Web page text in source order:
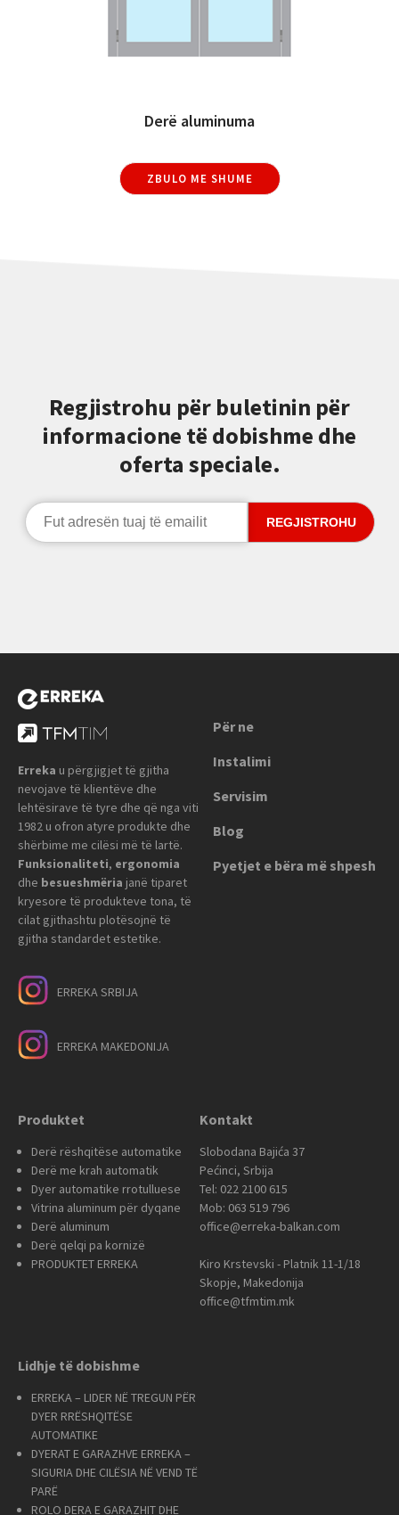
Derë aluminuma
ZBULO ME SHUME
Regjistrohu për buletinin për
informacione të dobishme dhe
oferta speciale.
Erreka u përgjigjet të gjitha
nevojave të klientëve dhe
lehtësirave të tyre dhe që nga viti
1982 u ofron atyre produkte dhe
shërbime me cilësi më të lartë.
Funksionaliteti, ergonomia
dhe besueshmëria janë tiparet
kryesore të produkteve tona, të
cilat gjithashtu plotësojnë të
gjitha standardet estetike.
ERREKA SRBIJA
ERREKA MAKEDONIJA
Për ne
Instalimi
Servisim
Blog
Pyetjet e bëra më shpesh
Produktet
Derë rëshqitëse automatike
Derë me krah automatik
Dyer automatike rrotulluese
Vitrina aluminum për dyqane
Derë aluminum
Derë qelqi pa kornizë
PRODUKTET ERREKA
Kontakt
Slobodana Bajića 37
Pećinci, Srbija
Tel: 022 2100 615
Mob: 063 519 796
office@erreka-balkan.com
Kiro Krstevski - Platnik 11-1/18
Skopje, Makedonija
office@tfmtim.mk
Lidhje të dobishme
ERREKA – LIDER NË TREGUN PËR
DYER RRËSHQITËSE
AUTOMATIKE
DYERAT E GARAZHVE ERREKA –
SIGURIA DHE CILËSIA NË VEND TË
PARË
ROLO DERA E GARAZHIT DHE